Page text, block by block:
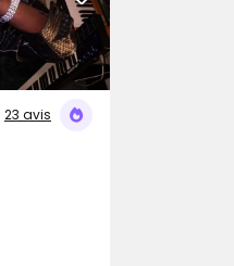
23 avis